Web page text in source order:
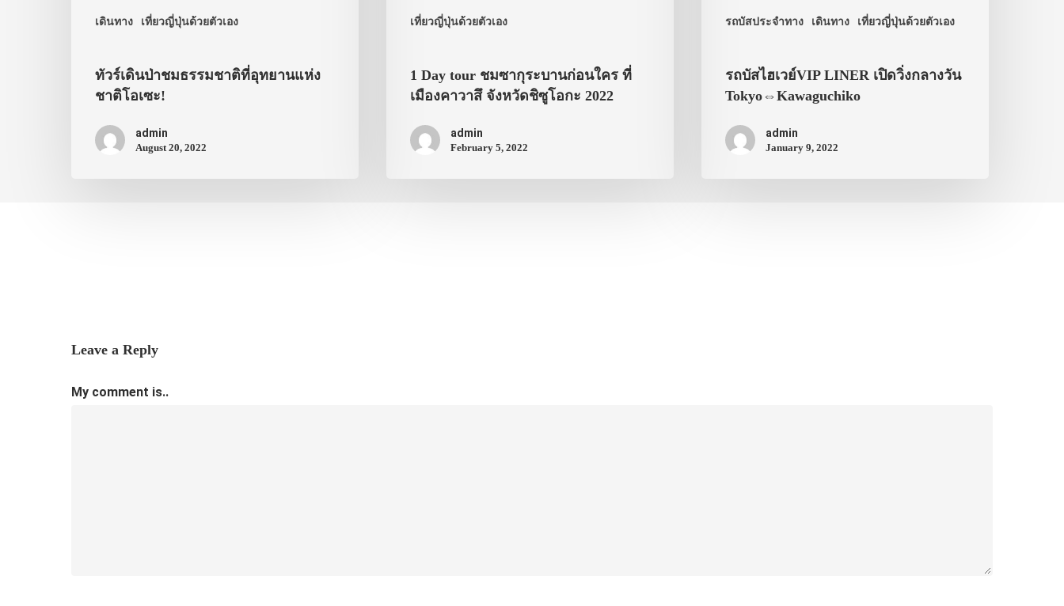
เดินทาง เที่ยวญี่ปุ่นด้วยตัวเอง
ทัวร์เดินป่าชมธรรมชาติที่อุทยานแห่ง
ชาติโอเซะ!
admin
August 20, 2022
เที่ยวญี่ปุ่นด้วยตัวเอง
1 Day tour ชมซากุระบานก่อนใคร ที่
เมืองคาวาสึ จังหวัดชิซูโอกะ 2022
admin
February 5, 2022
รถบัสประจำทาง เดินทาง เที่ยวญี่ปุ่นด้วยตัวเอง
รถบัสไฮเวย์VIP LINER เปิดวิ่งกลางวัน
Tokyo⇔Kawaguchiko
admin
January 9, 2022
Leave a Reply
My comment is..